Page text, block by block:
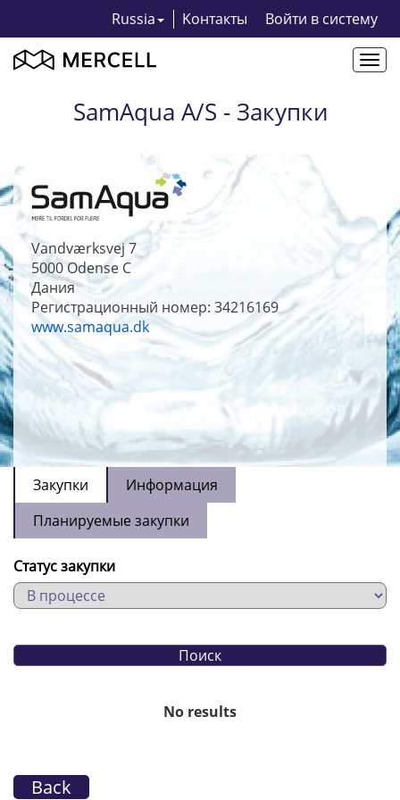
Russia Kонтакты Bойти в систему
SamAqua A/S - Закупки
Vandværksvej 7
5000Odense C
Дания
Регистрационный номер: 34216169
www.samaqua.dk
Закупки
Информация
Планируемые закупки
Статус закупки
No results
Back